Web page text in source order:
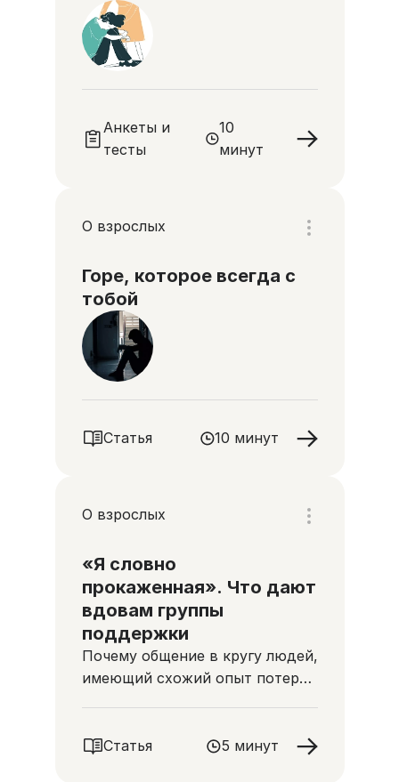
Анкеты и
тесты
10
минут
О взрослых
Горе, которое всегда с
тобой
Статья 10 минут
О взрослых
«Я словно
прокаженная». Что дают
вдовам группы
поддержки
Почему общение в кругу людей,
имеющий схожий опыт потери,
Статья 5 минут